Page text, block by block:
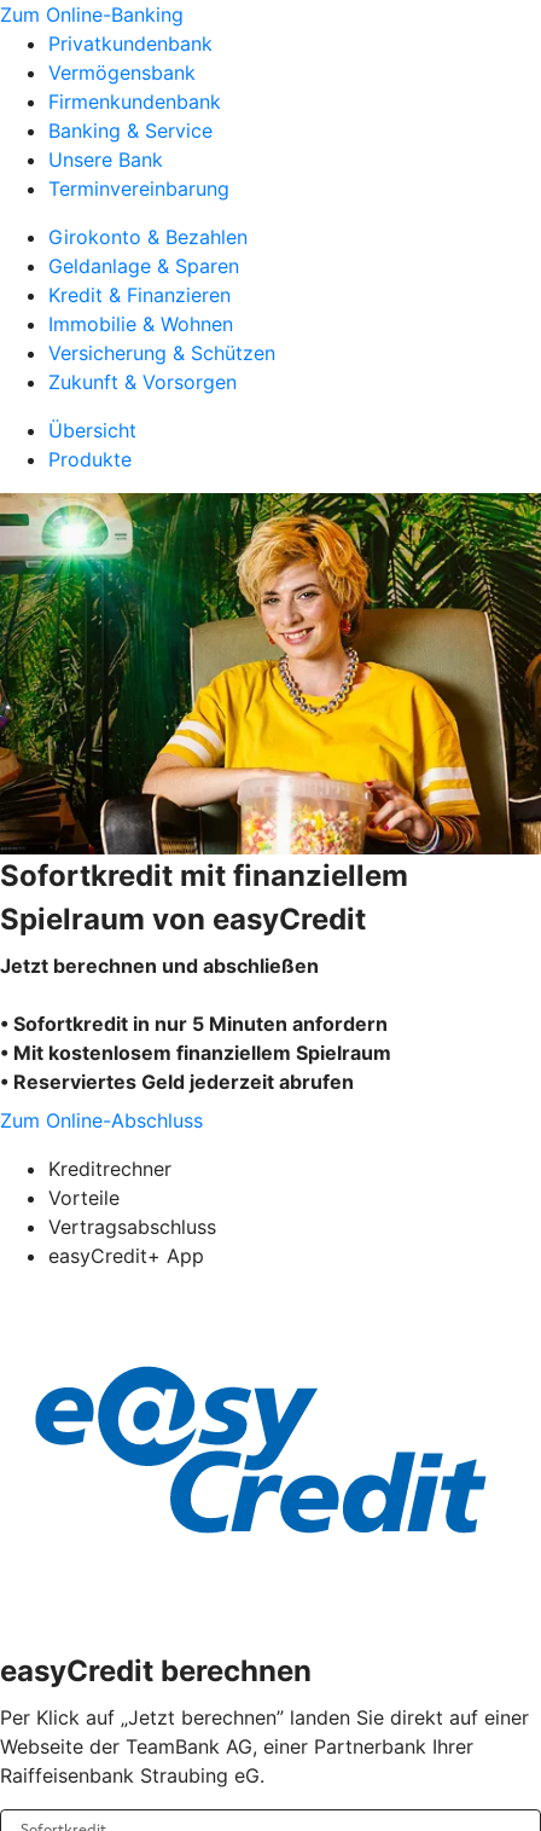
Zum Online-Banking
Privatkundenbank
Vermögensbank
Firmenkundenbank
Banking & Service
Unsere Bank
Terminvereinbarung
Girokonto & Bezahlen
Geldanlage & Sparen
Kredit & Finanzieren
Immobilie & Wohnen
Versicherung & Schützen
Zukunft & Vorsorgen
Übersicht
Produkte
Sofortkredit mit finanziellem
Spielraum von easyCredit
Jetzt berechnen und abschließen
• Sofortkredit in nur 5 Minuten anfordern
• Mit kostenlosem finanziellem Spielraum
• Reserviertes Geld jederzeit abrufen
Zum Online-Abschluss
Kreditrechner
Vorteile
Vertragsabschluss
easyCredit+ App
easyCredit berechnen
Per Klick auf „Jetzt berechnen” landen Sie direkt auf einer
Webseite der TeamBank AG, einer Partnerbank Ihrer
Raiffeisenbank Straubing eG.